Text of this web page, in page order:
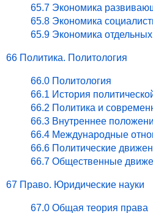
65.7 Экономика
65.8 Экономика
65.9 Экономика
66 Политика. Политология
66.0 Политология
66.1 История
66.2 Политика и
66.3 Внутреннее
66.4 Международные
66.6 Политические
66.7 Общественные
67 Право. Юридические науки
67.0 Общая теория права